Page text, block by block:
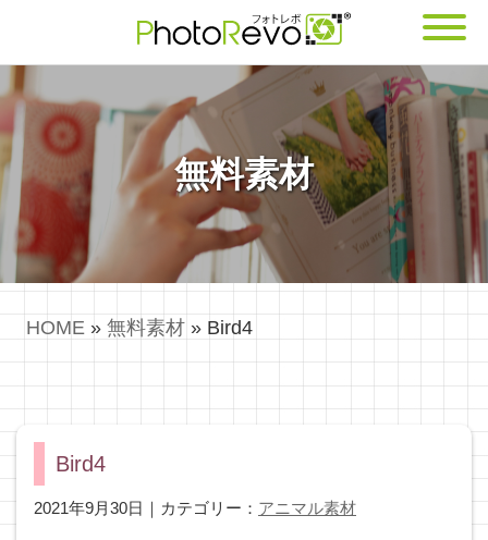
無料素材
HOME » 無料素材 » Bird4
Bird4
2021年9月30日｜カテゴリー： アニマル素材